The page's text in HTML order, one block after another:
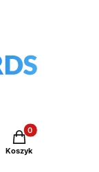
Produkty w
Koszyk